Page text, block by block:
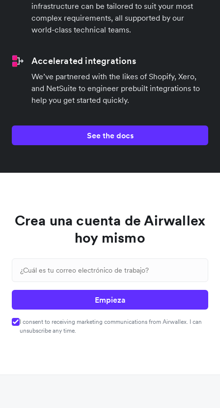
infrastructure can be tailored to suit your most
complex requirements, all supported by our
world-class technical teams.
Accelerated integrations
We’ve partnered with the likes of Shopify, Xero,
and NetSuite to engineer prebuilt integrations to
help you get started quickly.
See the docs
Crea una cuenta de Airwallex
hoy mismo
Empieza
I consent to receiving marketing communications from Airwallex. I can
unsubscribe any time.